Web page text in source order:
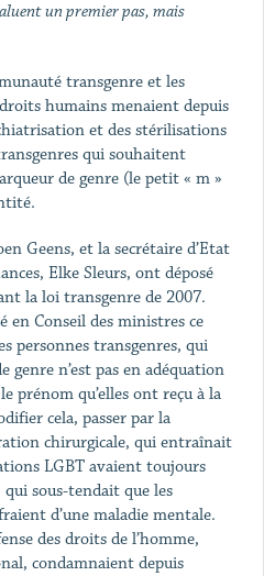
un premier pas, mais
transgenre et les
humains menaient depuis
et des stérilisations
qui souhaitent
de genre (le petit « m »
Geens, et la secrétaire d’Etat
Elke Sleurs, ont déposé
la loi transgenre de 2007.
en Conseil des ministres ce
personnes transgenres, qui
n’est pas en adéquation
prénom qu’elles ont reçu à la
cela, passer par la
chirurgicale, qui entraînait
LGBT avaient toujours
sous-tendait que les
d’une maladie mentale.
des droits de l’homme,
condamnaient depuis